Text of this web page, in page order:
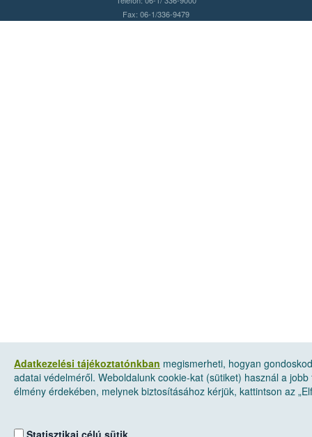
Adatkezelési tájékoztatónkban megismerheti, hogyan
adatai védelméről. Weboldalunk cookie-kat (sütiket) használ a jobb
élmény érdekében, melynek biztosításához kérjük, kattintson az
Statisztikai célú sütik
Fax: 06-1/336-9479